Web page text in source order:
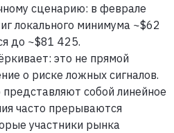
сценарию: в феврале
локального минимума ~$62
до ~$81 425.
это не прямой
о риске ложных сигналов.
собой линейное
часто прерываются
участники рынка